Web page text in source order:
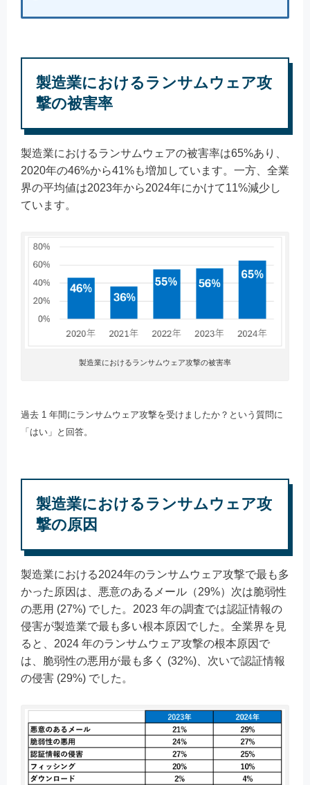
製造業におけるランサムウェア攻
撃の被害率​
製造業におけるランサムウェアの被害率は65%あり、
2020年の46%から41%も増加しています。一方、全業
界の平均値は2023年から2024年にかけて11%減少し
ています。
製造業におけるランサムウェア攻撃の被害率
過去 1 年間にランサムウェア攻撃を受けましたか？という質問に
「はい」と回答。
製造業におけるランサムウェア攻
撃の原因​
製造業における2024年のランサムウェア攻撃で最も多
かった原因は、悪意のあるメール（29%）次は脆弱性
の悪用 (27%) でした。2023 年の調査では認証情報の
侵害が製造業で最も多い根本原因でした。全業界を見
ると、2024 年のランサムウェア攻撃の根本原因で
は、脆弱性の悪用が最も多く (32%)、次いで認証情報
の侵害 (29%) でした。